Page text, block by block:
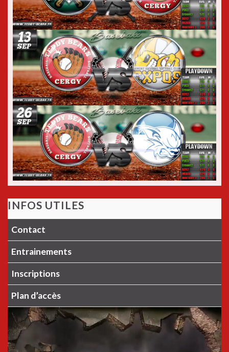
INFOS UTILES
Contact
Entrainements
Inscriptions
Plan d’accès